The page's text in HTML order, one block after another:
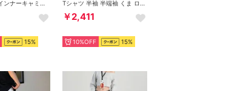
15%
￥2,411
10%OFF 15%